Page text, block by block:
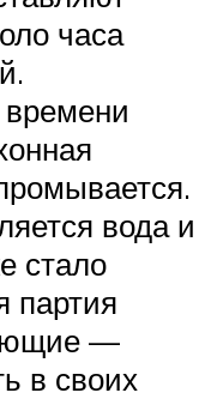
часа
времени
вода и
стало
партия
—
в своих